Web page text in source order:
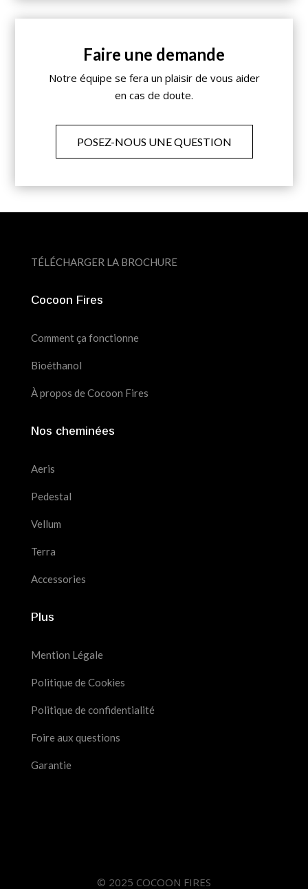
Faire une demande
Notre équipe se fera un plaisir de vous aider
en cas de doute.
POSEZ-NOUS UNE QUESTION
TÉLÉCHARGER LA BROCHURE
Cocoon Fires
Comment ça fonctionne
Bioéthanol
À propos de Cocoon Fires
Nos cheminées
Aeris
Pedestal
Vellum
Terra
Accessories
Plus
Mention Légale
Politique de Cookies
Politique de confidentialité
Foire aux questions
Garantie
© 2025 COCOON FIRES